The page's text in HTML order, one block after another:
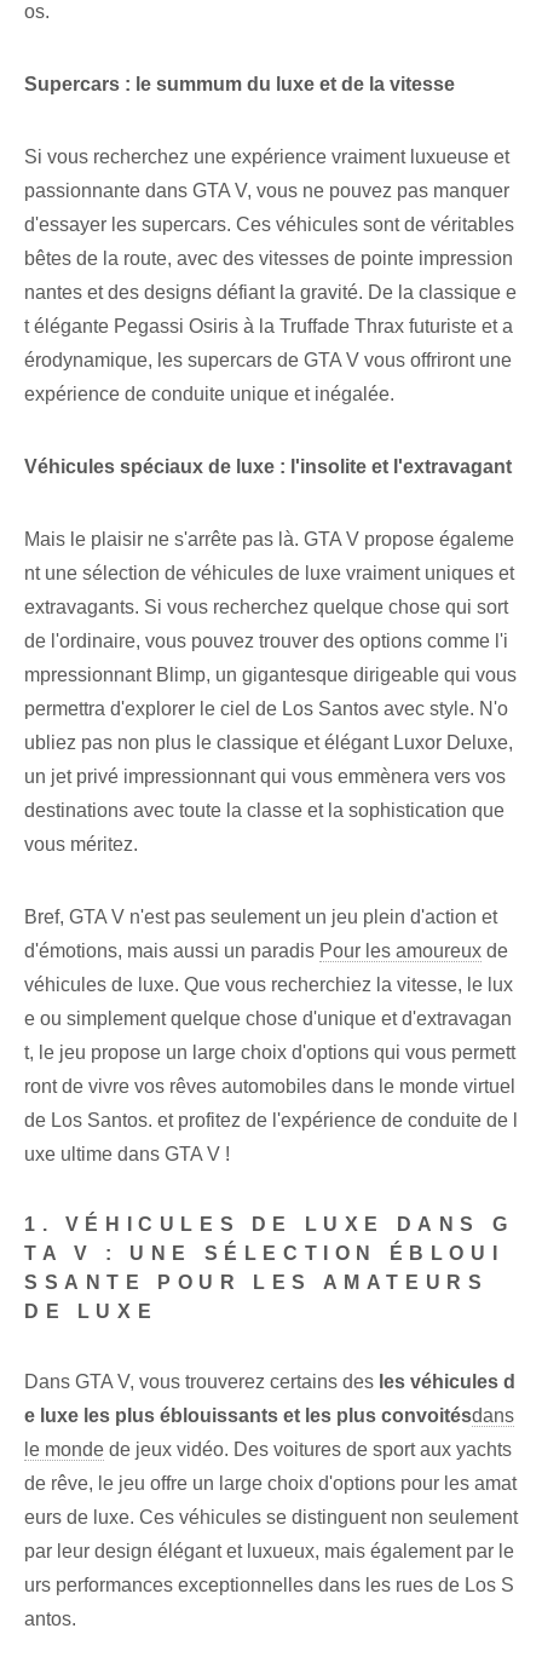
os.
Supercars : le summum du luxe et de la vitesse
Si vous recherchez une expérience vraiment luxueuse et
passionnante dans GTA V, vous ne pouvez pas manquer
d'essayer les supercars. Ces véhicules sont de véritables
bêtes de la route, avec des vitesses de pointe impression
nantes et des designs défiant la gravité. De la classique e
t élégante Pegassi Osiris à la Truffade Thrax futuriste et a
érodynamique, les supercars de GTA V vous offriront une
expérience de conduite unique et inégalée.
Véhicules spéciaux de luxe : l'insolite et l'extravagant
Mais le plaisir ne s'arrête pas là. GTA V propose égaleme
nt une sélection de véhicules de luxe vraiment uniques et
extravagants. Si vous recherchez quelque chose qui sort
de l'ordinaire, vous pouvez trouver des options comme l'i
mpressionnant Blimp, un gigantesque dirigeable qui vous
permettra d'explorer le ciel de Los Santos avec style. N'o
ubliez pas non plus le classique et élégant Luxor Deluxe,
un jet privé impressionnant qui vous emmènera vers vos
destinations avec toute la classe et la sophistication que
vous méritez.
Bref, GTA V n'est pas seulement un jeu plein d'action et
d'émotions, mais aussi un paradis Pour les amoureux de
véhicules de luxe. Que vous recherchiez la vitesse, le lux
e ou simplement quelque chose d'unique et d'extravagan
t, le jeu propose un large choix d'options qui vous permett
ront de vivre vos rêves automobiles dans le monde virtuel
de Los Santos. et profitez de l'expérience de conduite de l
uxe ultime dans GTA V !
1. VÉHICULES DE LUXE DANS G
TA V : UNE SÉLECTION ÉBLOUI
SSANTE POUR LES AMATEURS
DE LUXE⁢
Dans GTA V, vous trouverez certains des les véhicules d
e luxe les plus éblouissants et les plus convoitésdans
le monde de jeux vidéo. Des voitures de sport aux yachts
de rêve, le jeu offre un large choix d'options pour les amat
eurs de luxe. Ces véhicules se distinguent non seulement
par leur design élégant et luxueux, mais également par le
urs performances exceptionnelles dans les rues de Los S
antos.